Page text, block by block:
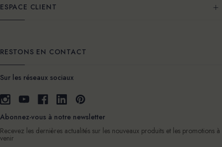
ESPACE CLIENT
RESTONS EN CONTACT
Sur les réseaux sociaux
Abonnez-vous à notre newsletter
Recevez les dernières actualités sur les nouveaux produits et les promotions à
venir